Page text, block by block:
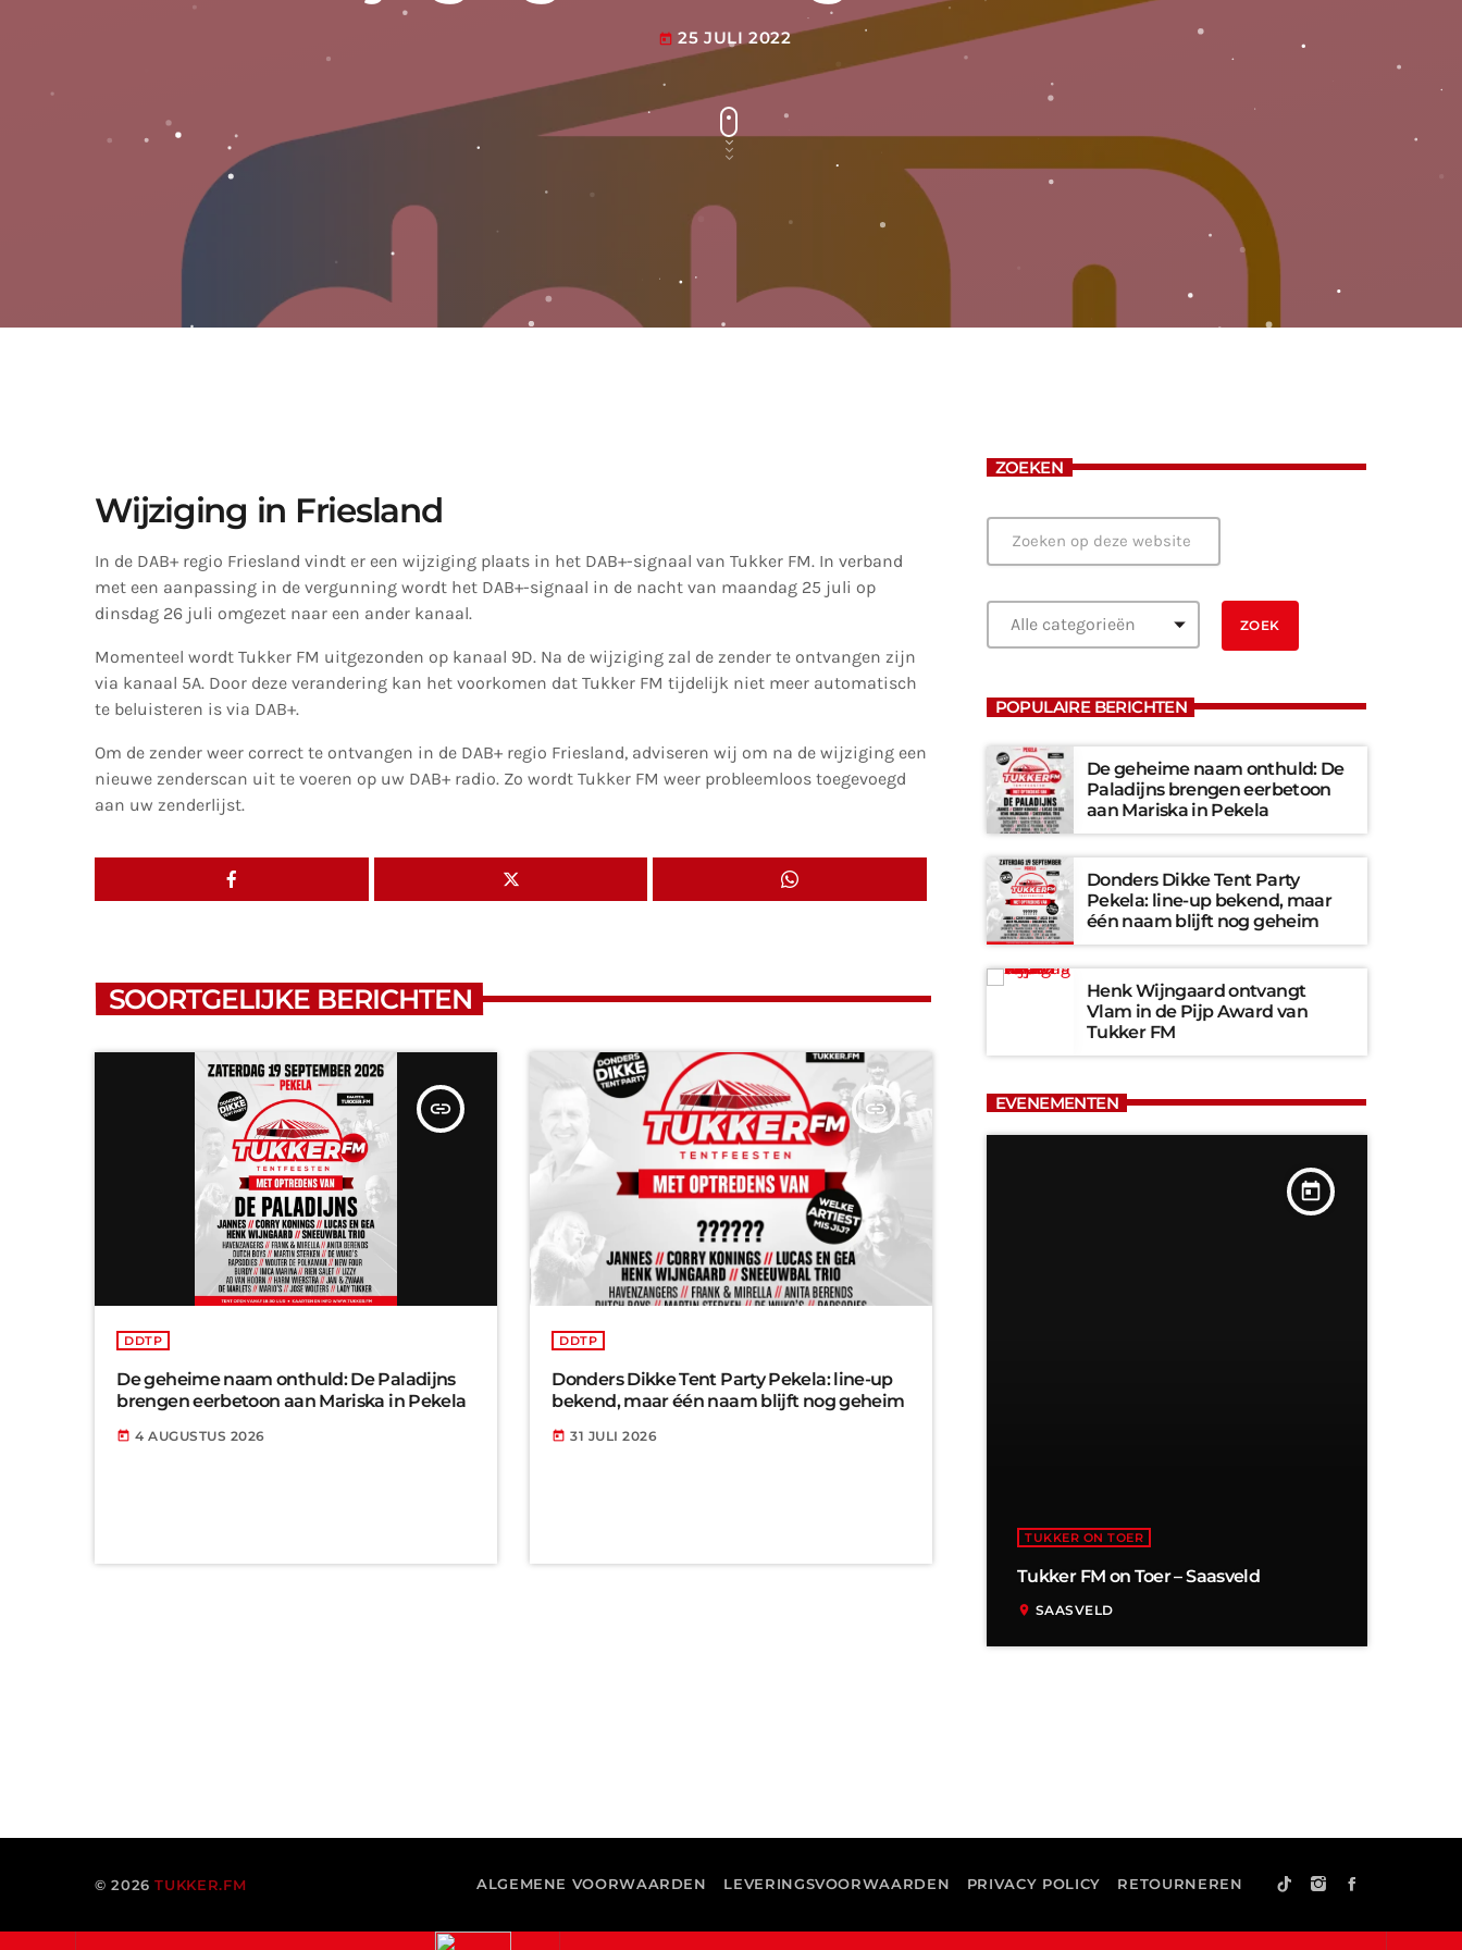
today 25 JULI 2022
Wijziging in Friesland
In de DAB+ regio Friesland vindt er een wijziging plaats in het DAB+-signaal van Tukker FM. In verband
met een aanpassing in de vergunning wordt het DAB+-signaal in de nacht van maandag 25 juli op
dinsdag 26 juli omgezet naar een ander kanaal.
Momenteel wordt Tukker FM uitgezonden op kanaal 9D. Na de wijziging zal de zender te ontvangen zijn
via kanaal 5A. Door deze verandering kan het voorkomen dat Tukker FM tijdelijk niet meer automatisch
te beluisteren is via DAB+.
Om de zender weer correct te ontvangen in de DAB+ regio Friesland, adviseren wij om na de wijziging een
nieuwe zenderscan uit te voeren op uw DAB+ radio. Zo wordt Tukker FM weer probleemloos toegevoegd
aan uw zenderlijst.
SOORTGELIJKE BERICHTEN
insert_link
DDTP
De geheime naam onthuld: De Paladijns
brengen eerbetoon aan Mariska in Pekela
today 4 AUGUSTUS 2026
insert_link
DDTP
Donders Dikke Tent Party Pekela: line-up
bekend, maar één naam blijft nog geheim
today 31 JULI 2026
ZOEKEN
POPULAIRE BERICHTEN
De geheime naam onthuld: De
Paladijns brengen eerbetoon
aan Mariska in Pekela
Donders Dikke Tent Party
Pekela: line-up bekend, maar
één naam blijft nog geheim
Henk Wijngaard ontvangt
Vlam in de Pijp Award van
Tukker FM
EVENEMENTEN
today
TUKKER ON TOER
Tukker FM on Toer – Saasveld
location_on SAASVELD
© 2026TUKKER.FM ALGEMENE VOORWAARDEN LEVERINGSVOORWAARDEN PRIVACY POLICY RETOURNEREN